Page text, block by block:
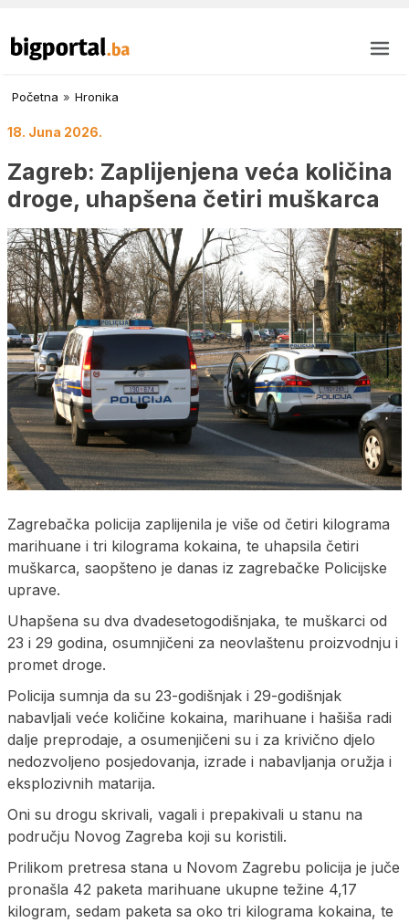
Početna » Hronika
18. Juna 2026.
Zagreb: Zaplijenjena veća količina
droge, uhapšena četiri muškarca
Zagrebačka policija zaplijenila je više od četiri kilograma
marihuane i tri kilograma kokaina, te uhapsila četiri
muškarca, saopšteno je danas iz zagrebačke Policijske
uprave.
Uhapšena su dva dvadesetogodišnjaka, te muškarci od
23 i 29 godina, osumnjičeni za neovlaštenu proizvodnju i
promet droge.
Policija sumnja da su 23-godišnjak i 29-godišnjak
nabavljali veće količine kokaina, marihuane i hašiša radi
dalje preprodaje, a osumenjičeni su i za krivično djelo
nedozvoljeno posjedovanja, izrade i nabavljanja oružja i
eksplozivnih matarija.
Oni su drogu skrivali, vagali i prepakivali u stanu na
području Novog Zagreba koji su koristili.
Prilikom pretresa stana u Novom Zagrebu policija je juče
pronašla 42 paketa marihuane ukupne težine 4,17
kilogram, sedam paketa sa oko tri kilograma kokaina, te